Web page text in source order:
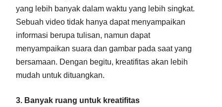
yang lebih banyak dalam waktu yang lebih singkat.
Sebuah video tidak hanya dapat menyampaikan
informasi berupa tulisan, namun dapat
menyampaikan suara dan gambar pada saat yang
bersamaan. Dengan begitu, kreatifitas akan lebih
mudah untuk dituangkan.
3. Banyak ruang untuk kreatifitas